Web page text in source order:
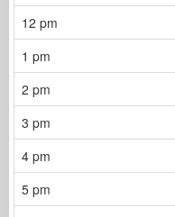
12 pm
1 pm
2 pm
3 pm
4 pm
5 pm